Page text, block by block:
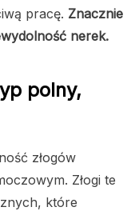
pracę. Znacznie
nerek.
polny,
złogów
Złogi te
które